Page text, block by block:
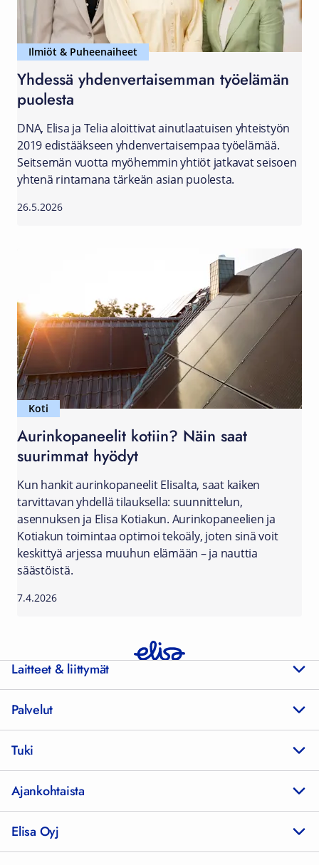
Ilmiöt & Puheenaiheet
Yhdessä yhdenvertaisemman työelämän
puolesta
DNA, Elisa ja Telia aloittivat ainutlaatuisen yhteistyön
2019 edistääkseen yhdenvertaisempaa työelämää.
Seitsemän vuotta myöhemmin yhtiöt jatkavat seisoen
yhtenä rintamana tärkeän asian puolesta.
26.5.2026
Koti
Aurinkopaneelit kotiin? Näin saat
suurimmat hyödyt
Kun hankit aurinkopaneelit Elisalta, saat kaiken
tarvittavan yhdellä tilauksella: suunnittelun,
asennuksen ja Elisa Kotiakun. Aurinkopaneelien ja
Kotiakun toimintaa optimoi tekoäly, joten sinä voit
keskittyä arjessa muuhun elämään – ja nauttia
säästöistä.
7.4.2026
Laitteet & liittymät
Palvelut
Tuki
Ajankohtaista
Elisa Oyj